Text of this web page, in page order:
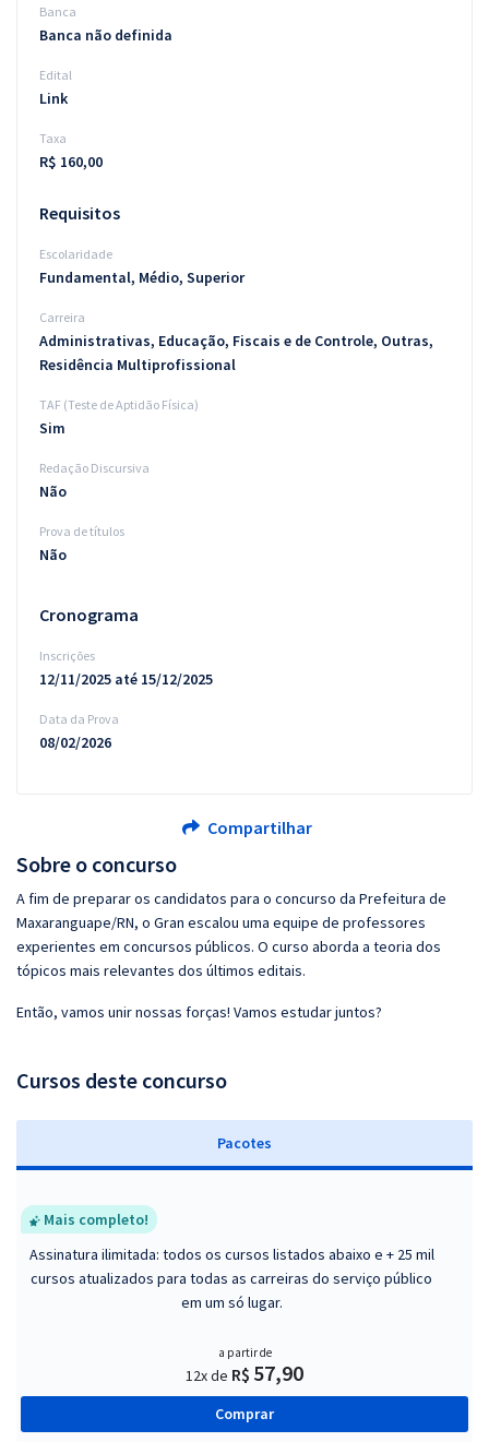
Sobre o concurso
A fim de preparar os candidatos para o concurso da Prefeitura de
Maxaranguape/RN, o Gran escalou uma equipe de professores
experientes em concursos públicos. O curso aborda a teoria dos
tópicos mais relevantes dos últimos editais.
Então, vamos unir nossas forças! Vamos estudar juntos?
Cursos deste concurso
Pacotes
Mais completo!
Assinatura ilimitada: todos os cursos listados abaixo e + 25 mil
cursos atualizados para todas as carreiras do serviço público
em um só lugar.
a partir de
12x de R$ 57,90
Comprar
Banca
Banca não definida
Edital
Link
Taxa
R$ 160,00
Requisitos
Escolaridade
Fundamental, Médio, Superior
Carreira
Administrativas, Educação, Fiscais e de Controle, Outras,
Residência Multiprofissional
TAF (Teste de Aptidão Física)
Sim
Redação Discursiva
Não
Prova de títulos
Não
Cronograma
Inscrições
12/11/2025 até 15/12/2025
Data da Prova
08/02/2026
Compartilhar